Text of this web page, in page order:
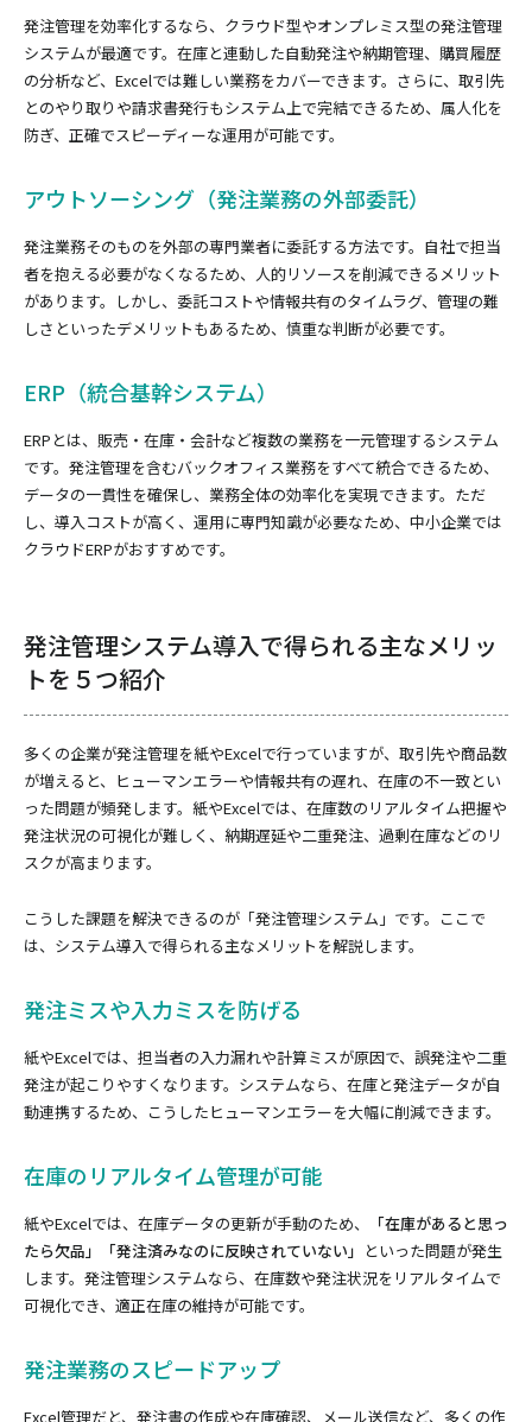
発注管理を効率化するなら、クラウド型やオンプレミス型の発注管理
システムが最適です。在庫と連動した自動発注や納期管理、購買履歴
の分析など、Excelでは難しい業務をカバーできます。さらに、取引先
とのやり取りや請求書発行もシステム上で完結できるため、属人化を
防ぎ、正確でスピーディーな運用が可能です。
アウトソーシング（発注業務の外部委託）
発注業務そのものを外部の専門業者に委託する方法です。自社で担当
者を抱える必要がなくなるため、人的リソースを削減できるメリット
があります。しかし、委託コストや情報共有のタイムラグ、管理の難
しさといったデメリットもあるため、慎重な判断が必要です。
ERP（統合基幹システム）
ERPとは、販売・在庫・会計など複数の業務を一元管理するシステム
です。発注管理を含むバックオフィス業務をすべて統合できるため、
データの一貫性を確保し、業務全体の効率化を実現できます。ただ
し、導入コストが高く、運用に専門知識が必要なため、中小企業では
クラウドERPがおすすめです。
発注管理システム導入で得られる主なメリッ
トを５つ紹介
多くの企業が発注管理を紙やExcelで行っていますが、取引先や商品数
が増えると、ヒューマンエラーや情報共有の遅れ、在庫の不一致とい
った問題が頻発します。紙やExcelでは、在庫数のリアルタイム把握や
発注状況の可視化が難しく、納期遅延や二重発注、過剰在庫などのリ
スクが高まります。
こうした課題を解決できるのが「発注管理システム」です。ここで
は、システム導入で得られる主なメリットを解説します。
発注ミスや入力ミスを防げる
紙やExcelでは、担当者の入力漏れや計算ミスが原因で、誤発注や二重
発注が起こりやすくなります。システムなら、在庫と発注データが自
動連携するため、こうしたヒューマンエラーを大幅に削減できます。
在庫のリアルタイム管理が可能
紙やExcelでは、在庫データの更新が手動のため、
「在庫があると思っ
たら欠品」「発注済みなのに反映されていない」 といった問題が発生
します。発注管理システムなら、在庫数や発注状況をリアルタイムで
可視化でき、適正在庫の維持が可能です。
発注業務のスピードアップ
Excel管理だと、発注書の作成や在庫確認、メール送信など、多くの作